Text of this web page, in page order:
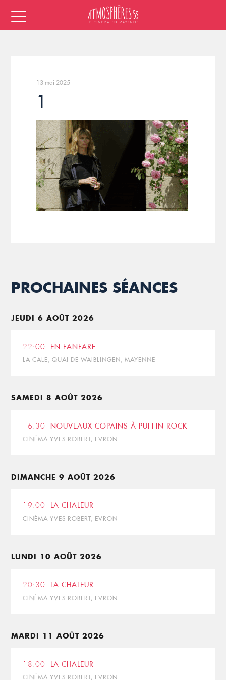
13 mai 2025
1
PROCHAINES SÉANCES
JEUDI 6 AOÛT 2026
22:00 EN FANFARE
LA CALE, QUAI DE WAIBLINGEN, MAYENNE
SAMEDI 8 AOÛT 2026
16:30 NOUVEAUX COPAINS À PUFFIN ROCK
CINÉMA YVES ROBERT, EVRON
DIMANCHE 9 AOÛT 2026
19:00 LA CHALEUR
CINÉMA YVES ROBERT, EVRON
LUNDI 10 AOÛT 2026
20:30 LA CHALEUR
CINÉMA YVES ROBERT, EVRON
MARDI 11 AOÛT 2026
18:00 LA CHALEUR
CINÉMA YVES ROBERT, EVRON